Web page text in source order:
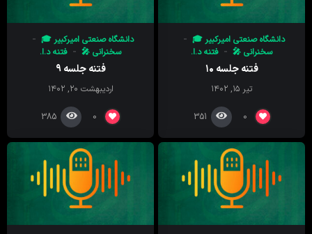
دانشگاه صنعتی امیرکبیر 🎓
سخنرانی 🎤
فتنه د.ا.
فتنه جلسه ۱۰
تیر ۱۵, ۱۴۰۲
0
351
دانشگاه صنعتی امیرکبیر 🎓
سخنرانی 🎤
فتنه د.ا.
فتنه جلسه ۹
اردیبهشت ۲۰, ۱۴۰۲
0
385